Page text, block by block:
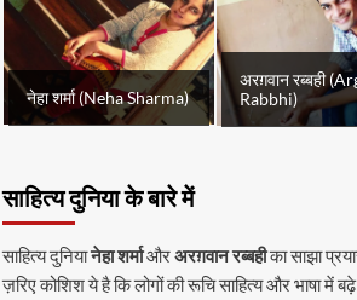
नेहा शर्मा (Neha Sharma)
अरग़वान रब्बही
Rabbhi)
साहित्य दुनिया के बारे में
साहित्य दुनियानेहा शर्माऔरअरग़वान रब्बहीका साझा
ज़रिए कोशिश ये है कि लोगों की रूचि साहित्य और भाषा में